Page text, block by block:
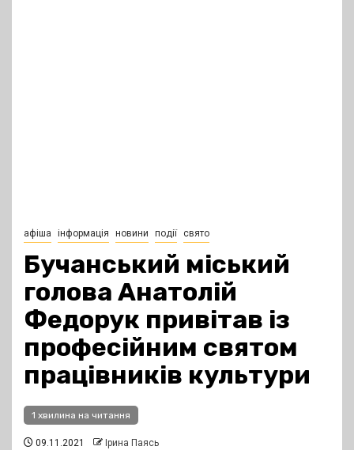
афіша інформація новини події свято
Бучанський міський
голова Анатолій
Федорук привітав із
професійним святом
працівників культури
1 хвилина на читання
09.11.2021 Ірина Паясь